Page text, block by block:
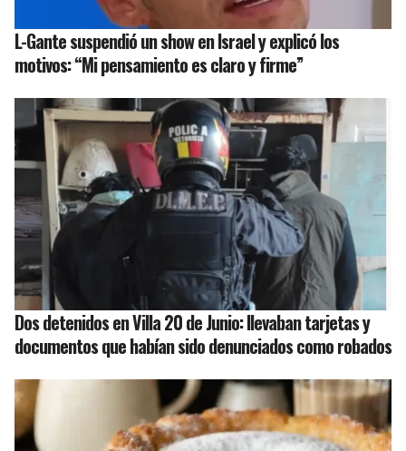
L-Gante suspendió un show en Israel y explicó los
motivos: “Mi pensamiento es claro y firme”
Dos detenidos en Villa 20 de Junio: llevaban tarjetas y
documentos que habían sido denunciados como robados